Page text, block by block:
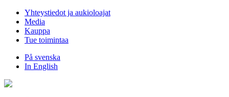
Hyppää
sisältöön
Yhteystiedot ja aukioloajat
Media
Kauppa
Tue toimintaa
På svenska
In English